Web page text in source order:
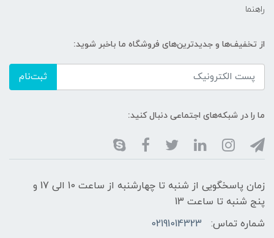
راهنما
از تخفیف‌ها و جدیدترین‌های فروشگاه ما باخبر شوید:
ثبت‌نام
ما را در شبکه‌های اجتماعی دنبال کنید:
زمان پاسخگویی از شنبه تا چهارشنبه از ساعت 10 الی 17 و
پنج شنبه تا ساعت 13
شماره تماس:
02191014323